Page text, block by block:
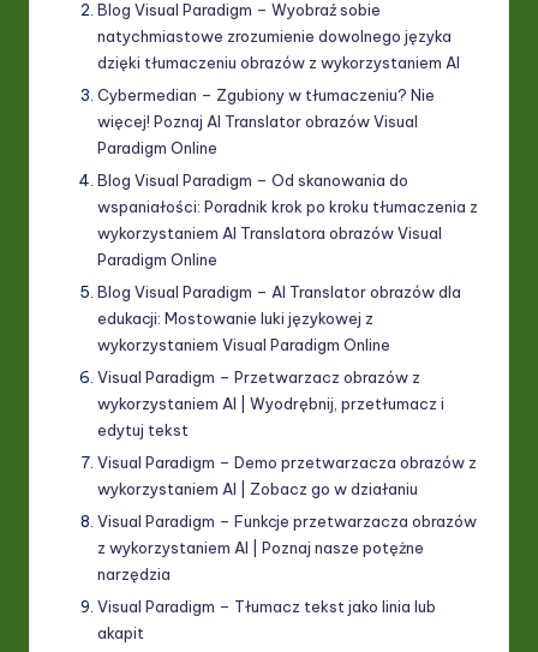
Blog Visual Paradigm – Wyobraź sobie
natychmiastowe zrozumienie dowolnego języka
dzięki tłumaczeniu obrazów z wykorzystaniem AI
Cybermedian – Zgubiony w tłumaczeniu? Nie
więcej! Poznaj AI Translator obrazów Visual
Paradigm Online
Blog Visual Paradigm – Od skanowania do
wspaniałości: Poradnik krok po kroku tłumaczenia z
wykorzystaniem AI Translatora obrazów Visual
Paradigm Online
Blog Visual Paradigm – AI Translator obrazów dla
edukacji: Mostowanie luki językowej z
wykorzystaniem Visual Paradigm Online
Visual Paradigm – Przetwarzacz obrazów z
wykorzystaniem AI | Wyodrębnij, przetłumacz i
edytuj tekst
Visual Paradigm – Demo przetwarzacza obrazów z
wykorzystaniem AI | Zobacz go w działaniu
Visual Paradigm – Funkcje przetwarzacza obrazów
z wykorzystaniem AI | Poznaj nasze potężne
narzędzia
Visual Paradigm – Tłumacz tekst jako linia lub
akapit